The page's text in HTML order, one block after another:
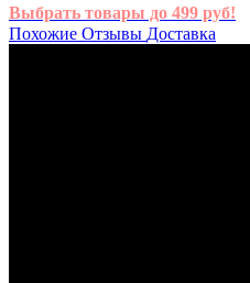
Выбрать товары до 499 руб!
Похожие Отзывы Доставка